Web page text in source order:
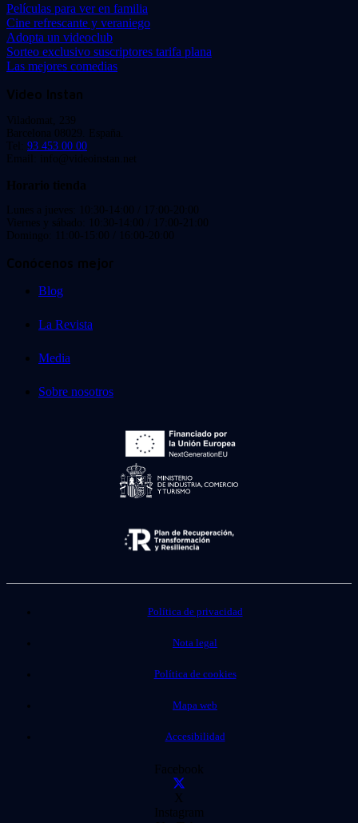
Películas para ver en familia
Cine refrescante y veraniego
Adopta un videoclub
Sorteo exclusivo suscriptores tarifa plana
Las mejores comedias
Video Instan
Viladomat, 239
Barcelona 08029. España.
Tel: 93 453 00 00
Email: info@videoinstan.net
Horario tienda
Lunes a jueves: 10:30-14:00 / 17:00-20:00
Viernes y sábado: 10:30-14:00 / 17:00-21:00
Domingo: 11:00-15:00 / 16:00-20:00
Conócenos mejor
Blog
La Revista
Media
Sobre nosotros
Política de privacidad
Nota legal
Política de cookies
Mapa web
Accesibilidad
Facebook
X
Instagram